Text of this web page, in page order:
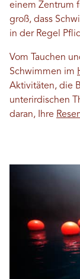
einem Zentrum
groß, dass
in der Regel
Vom Tauchen
Schwimmen im
Aktivitäten, die
unterirdischen
daran, Ihre